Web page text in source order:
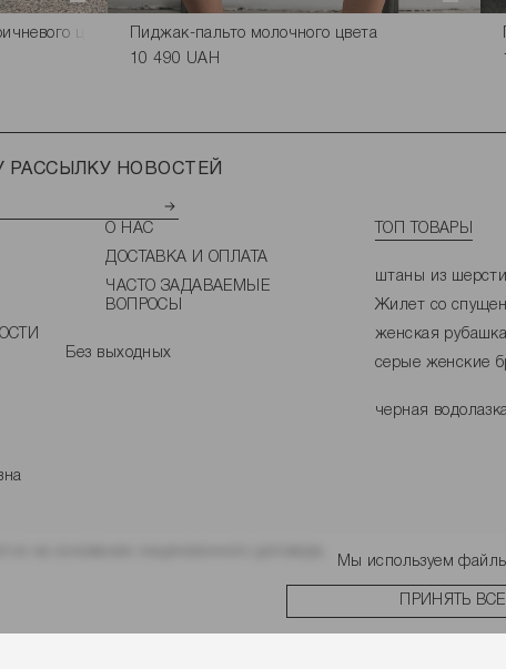
цвета
Пиджак-пальто молочного цвета
10 490 UAH
НОВОСТЕЙ
О НАС
ДОСТАВКА И ОПЛАТА
ЧАСТО ЗАДАВАЕМЫЕ
ВОПРОСЫ
Без выходных
ТОП ТОВАРЫ
штаны из
Жилет со
женская
серые женские
черная
Мы используем
ПРИНЯТЬ ВСЕ